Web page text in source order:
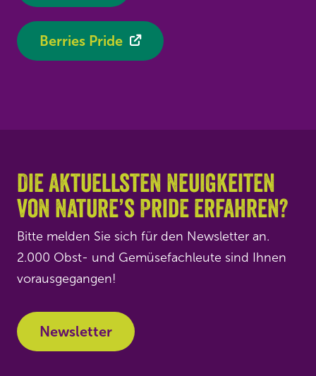
Berries Pride
Die aktuellsten Neuigkeiten
von Nature’s Pride erfahren?
Bitte melden Sie sich für den Newsletter an.
2.000 Obst- und Gemüsefachleute sind Ihnen
vorausgegangen!
Newsletter